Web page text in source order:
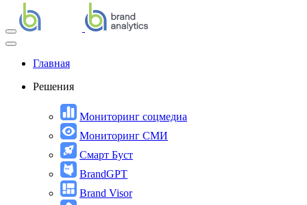
Главная
Решения
Мониторинг соцмедиа
Мониторинг СМИ
Смарт Буст
BrandGPT
Brand Visor